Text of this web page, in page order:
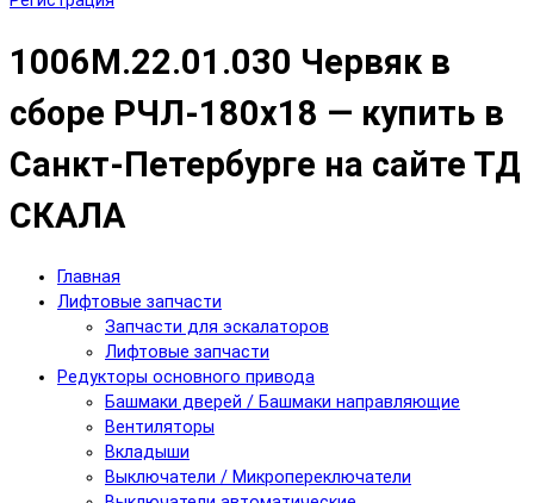
1006М.22.01.030 Червяк в
сборе РЧЛ-180х18 — купить в
Санкт-Петербурге на сайте ТД
СКАЛА
Главная
Лифтовые запчасти
Запчасти для эскалаторов
Лифтовые запчасти
Редукторы основного привода
Башмаки дверей / Башмаки направляющие
Вентиляторы
Вкладыши
Выключатели / Микропереключатели